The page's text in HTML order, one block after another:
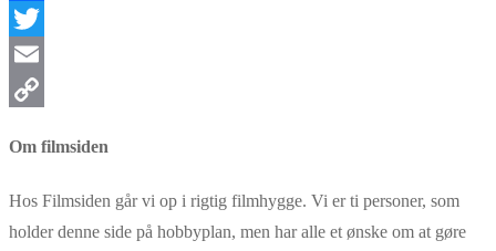
Facebook
Twitter
Email
Om filmsiden
Hos Filmsiden går vi op i rigtig filmhygge. Vi er ti personer, som
holder denne side på hobbyplan, men har alle et ønske om at gøre